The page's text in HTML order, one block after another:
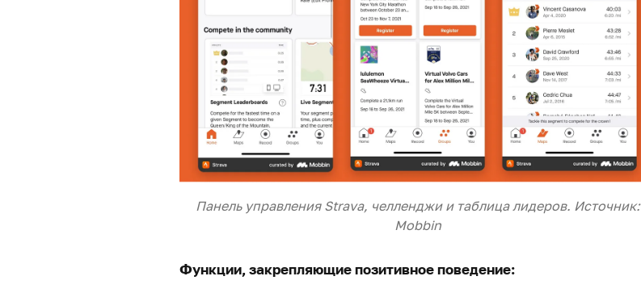
Панель управления Strava, челленджи и таблица лидеров. Источник:
Mobbin
Функции, закрепляющие позитивное поведение: